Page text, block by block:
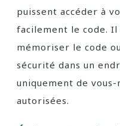
puissent accéder à
facilement le code.
mémoriser le code
sécurité dans un
uniquement de
autorisées.